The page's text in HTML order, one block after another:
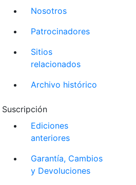
Nosotros
Patrocinadores
Sitios
relacionados
Archivo histórico
Suscripción
Ediciones
anteriores
Garantía, Cambios
y Devoluciones